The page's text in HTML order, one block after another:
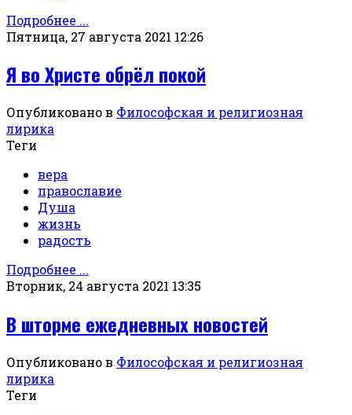
Подробнее ...
Пятница, 27 августа 2021 12:26
Я во Христе обрёл покой
Опубликовано в Философская и религиозная
лирика
Теги
вера
православие
Душа
жизнь
радость
Подробнее ...
Вторник, 24 августа 2021 13:35
В шторме ежедневных новостей
Опубликовано в Философская и религиозная
лирика
Теги